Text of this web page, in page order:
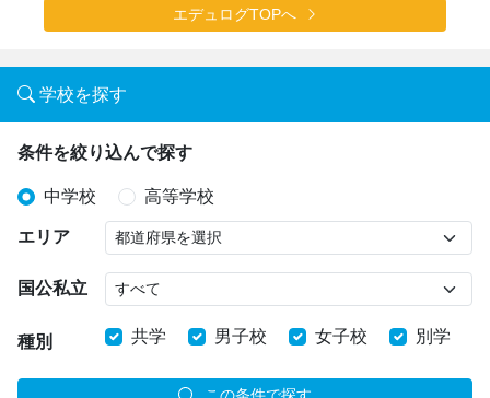
エデュログTOPへ
学校を探す
条件を絞り込んで探す
中学校 高等学校
エリア
国公私立
種別 共学 男子校 女子校 別学
この条件で探す